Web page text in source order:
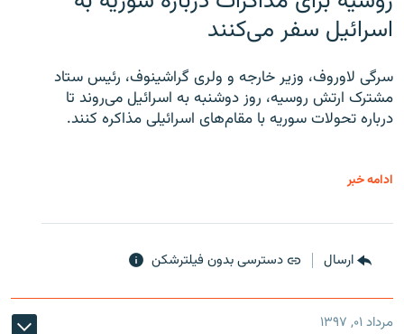
اسرائیل سفر می‌کنند
سرگی لاوروف، وزیر خارجه و ولری گراشینوف، رئیس ستاد
مشترک ارتش روسیه، روز دوشنبه به اسرائیل می‌روند تا
درباره تحولات سوریه با مقام‌های اسرائیلی مذاکره کنند.
ادامه خبر
ارسال دسترسی بدون فیلترشکن
مرداد ۰۱, ۱۳۹۷